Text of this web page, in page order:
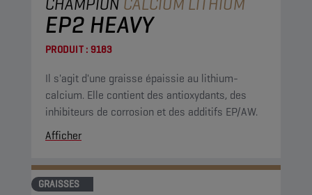
EP2 HEAVY
PRODUIT : 9183
Il s'agit d'une graisse épaissie au lithium-
calcium. Elle contient des antioxydants, des
inhibiteurs de corrosion et des additifs EP/AW.
Afficher
GRAISSES